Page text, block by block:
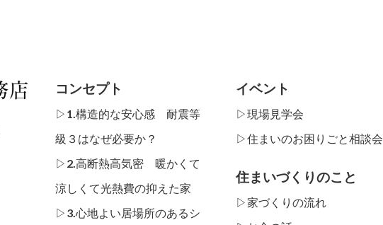
コンセプト
▷1.構造的な安心感 耐震等
級３はなぜ必要か？
▷2.高断熱高気密 暖かくて
涼しくて光熱費の抑えた家
▷3.心地よい居場所のあるシ
イベント
▷現場見学会
▷住まいのお困りごと相談会
住まいづくりのこと
▷家づくりの流れ